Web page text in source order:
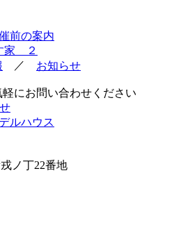
前の案内
家 ２
／ お知らせ
にお問い合わせください
ルハウス
ノ丁22番地